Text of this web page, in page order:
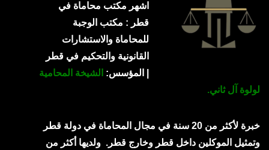
اشهر مكتب محاماة في
قطر : مكتب الوجبة
للمحاماة والاستشارات
القانونية والتحكيم في قطر
| المؤسس: الشيخة المحامية
لولوة آل ثاني.
خبرة لأكثر من 20 سنة في مجال المحاماة في دولة قطر
وتمثيل الموكلين داخل قطر وخارج قطر. ولديها أكثر من